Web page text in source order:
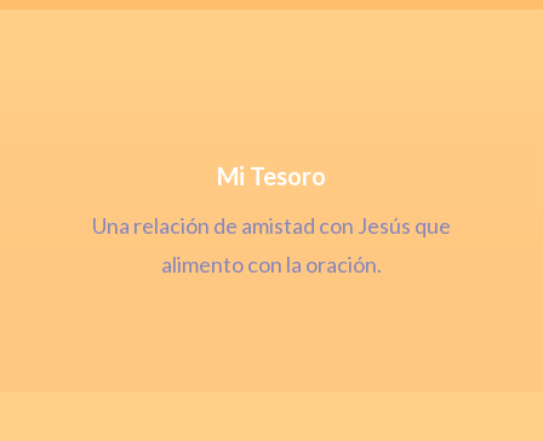
Mi Tesoro
Una relación de amistad con Jesús que
alimento con la oración.